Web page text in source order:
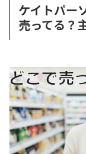
ケイトパー
売ってる？